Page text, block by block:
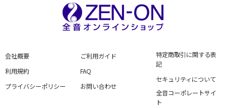
会社概要
利用規約
プライバシーポリシー
ご利用ガイド
FAQ
お問い合わせ
特定商取引に関する表
記
セキュリティについて
全音コーポレートサイ
ト